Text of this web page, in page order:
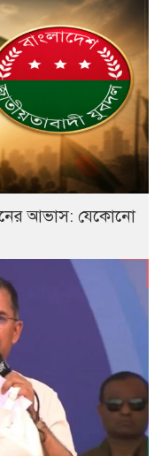
আভাস: যেকোনো